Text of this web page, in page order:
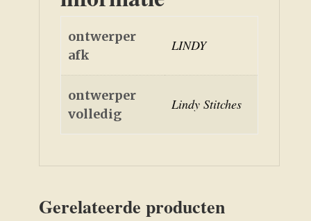
ontwerper
afk
LINDY
ontwerper
volledig
Lindy Stitches
Gerelateerde producten